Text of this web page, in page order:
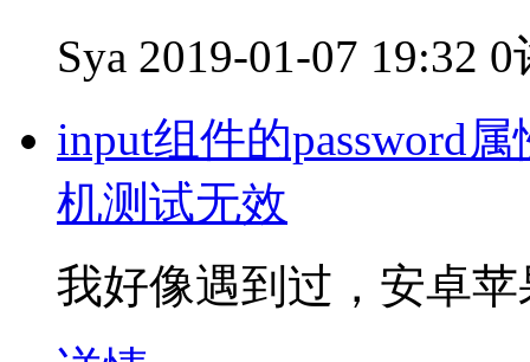
Sya 2019-01-07 19:32 0
input组件的password
机测试无效
我好像遇到过，安卓